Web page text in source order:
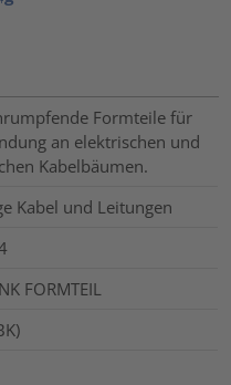
Formteile für
an elektrischen und
Kabelbäumen.
Kabel und Leitungen
FORMTEIL